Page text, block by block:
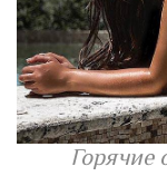
Горячие